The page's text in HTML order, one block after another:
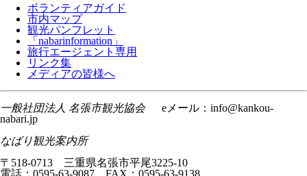
ボランティアガイド
市内マップ
観光パンフレット
「nabarinformation」
旅行エージェント専用
リンク集
メディアの皆様へ
一般社団法人 名張市観光協会
eメール：info@kankou-
nabari.jp
なばり観光案内所
〒518-0713 三重県名張市平尾3225-10